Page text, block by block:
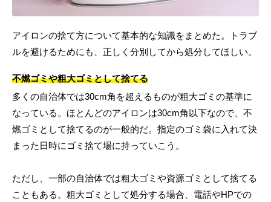
アイロンの捨て方について基本的な知識をまとめた。トラブ
ルを避けるためにも、正しく分別してから処分してほしい。
不燃ゴミや粗大ゴミとして捨てる
多くの自治体では30cm角を超えるものが粗大ゴミの基準に
なっている。ほとんどのアイロンは30cm角以下なので、不
燃ゴミとして捨てるのが一般的だ。指定のゴミ袋に入れて決
まった日時にゴミ捨て場に持っていこう。
ただし、一部の自治体では粗大ゴミや資源ゴミとして捨てる
こともある。粗大ゴミとして処分する場合、電話やHPでの